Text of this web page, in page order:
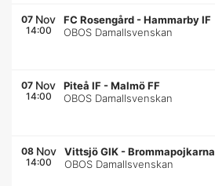
07 Nov
14:00
FC Rosengård -Hammarby IF
OBOS Damallsvenskan
07 Nov
14:00
Piteå IF -Malmö FF
OBOS Damallsvenskan
08 Nov
14:00
Vittsjö GIK -Brommapojkarna
OBOS Damallsvenskan